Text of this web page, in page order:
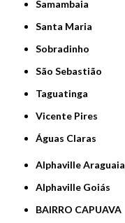
Samambaia
Santa Maria
Sobradinho
São Sebastião
Taguatinga
Vicente Pires
Águas Claras
Alphaville Araguaia
Alphaville Goiás
BAIRRO CAPUAVA